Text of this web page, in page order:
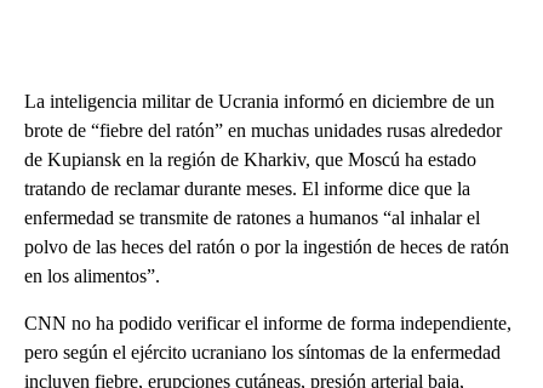
La inteligencia militar de Ucrania informó en diciembre de un
brote de “fiebre del ratón” en muchas unidades rusas alrededor
de Kupiansk en la región de Kharkiv, que Moscú ha estado
tratando de reclamar durante meses. El informe dice que la
enfermedad se transmite de ratones a humanos “al inhalar el
polvo de las heces del ratón o por la ingestión de heces de ratón
en los alimentos”.
CNN no ha podido verificar el informe de forma independiente,
pero según el ejército ucraniano los síntomas de la enfermedad
incluyen fiebre, erupciones cutáneas, presión arterial baja,